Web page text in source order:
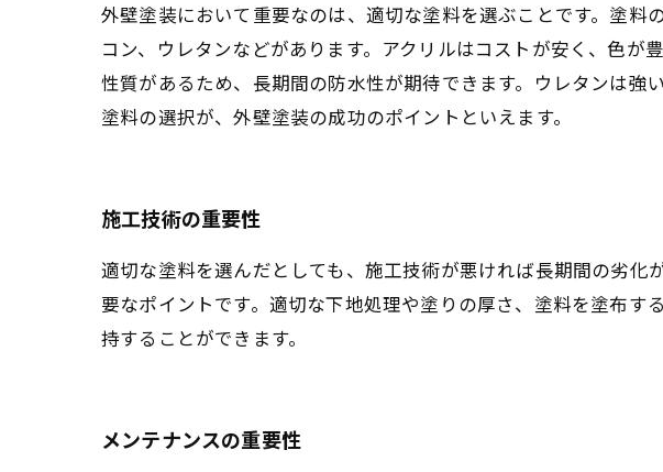
外壁塗装において重要なのは、適切な塗料を選ぶことです。塗料
コン、ウレタンなどがあります。アクリルはコストが安く、色
性質があるため、長期間の防水性が期待できます。ウレタンは
塗料の選択が、外壁塗装の成功のポイントといえます。
施工技術の重要性
適切な塗料を選んだとしても、施工技術が悪ければ長期間の劣
要なポイントです。適切な下地処理や塗りの厚さ、塗料を塗布
持することができます。
メンテナンスの重要性